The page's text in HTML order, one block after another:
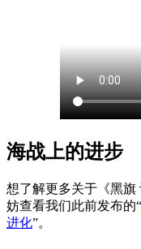
海战上的进步
想了解更多关于《黑旗
妨查看我们此前发布的“
进化”。